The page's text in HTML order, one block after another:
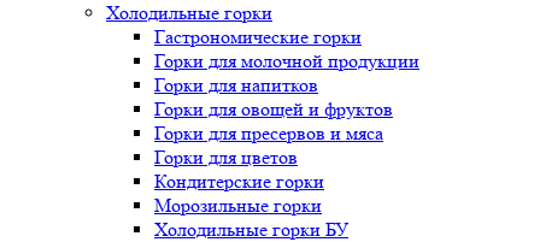
Холодильные горки
Гастрономические горки
Горки для молочной продукции
Горки для напитков
Горки для овощей и фруктов
Горки для пресервов и мяса
Горки для цветов
Кондитерские горки
Морозильные горки
Холодильные горки БУ